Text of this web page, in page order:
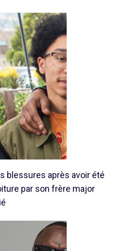
blessures après avoir été
par son frère major